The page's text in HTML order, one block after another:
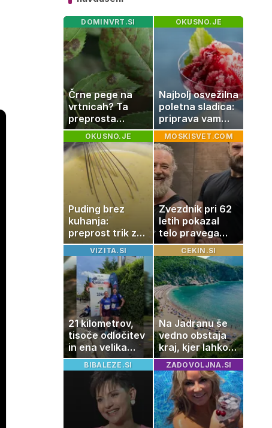
DOMINVRT.SI
Črne pege na
vrtnicah? Ta
preprosta
sestavina
pomaga
preprečiti
težavo
OKUSNO.JE
Najbolj osvežilna
poletna sladica:
priprava vam
vzame le 10
minut
OKUSNO.JE
Puding brez
kuhanja:
preprost trik za
pripravo v le
nekaj minutah
MOSKISVET.COM
Zvezdnik pri 62
letih pokazal
telo pravega
gladiatorja
VIZITA.SI
21 kilometrov,
tisoče odločitev
in ena velika
želja: živeti na
polno s
sladkorno
boleznijo
CEKIN.SI
Na Jadranu še
vedno obstaja
kraj, kjer lahko
dopustujete
poceni:
nastanitev že od
10 evrov, kosilo
za pet evrov
BIBALEZE.SI ZADOVOLJNA.SI